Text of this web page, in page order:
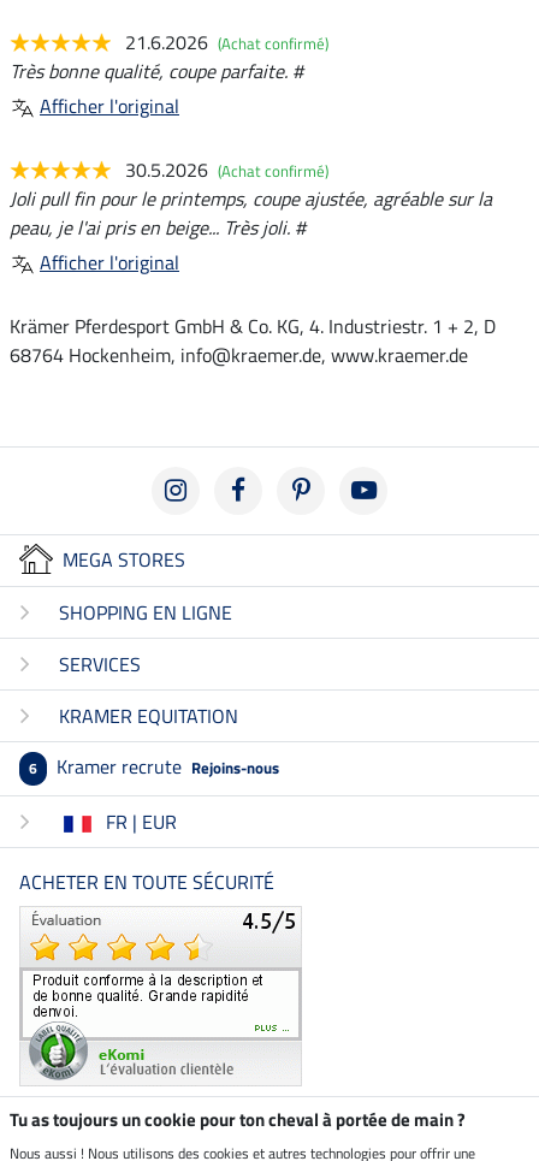
21.6.2026 (Achat confirmé)
Très bonne qualité, coupe parfaite. #
Afficher l'original
30.5.2026 (Achat confirmé)
Joli pull fin pour le printemps, coupe ajustée, agréable sur la
peau, je l'ai pris en beige... Très joli. #
Afficher l'original
Krämer Pferdesport GmbH & Co. KG, 4. Industriestr. 1 + 2, D
68764 Hockenheim, info@kraemer.de, www.kraemer.de
MEGA STORES
SHOPPING EN LIGNE
SERVICES
KRAMER EQUITATION
6 Kramer recrute Rejoins-nous
FR | EUR
ACHETER EN TOUTE SÉCURITÉ
Tu as toujours un cookie pour ton cheval à portée de main ?
Nous aussi ! Nous utilisons des cookies et autres technologies pour offrir une